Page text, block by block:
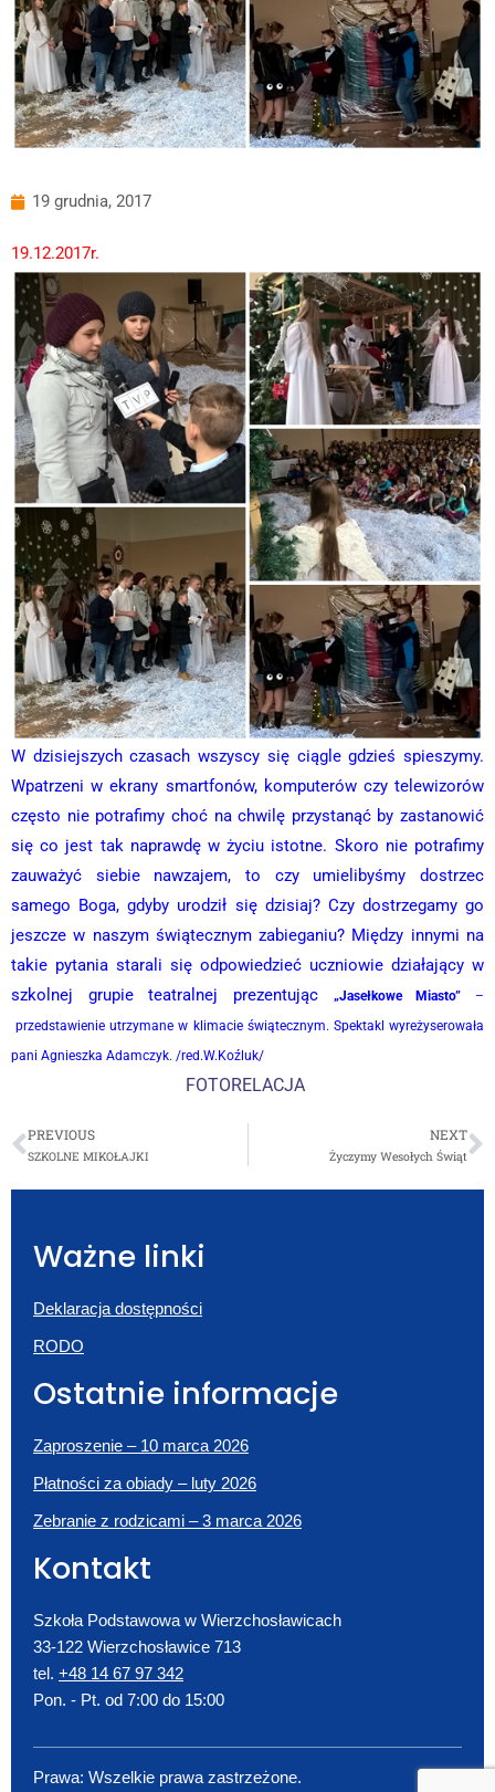
19 grudnia, 2017
19.12.2017r.
W dzisiejszych czasach wszyscy się ciągle gdzieś spieszymy.
Wpatrzeni w ekrany smartfonów, komputerów czy telewizorów
często nie potrafimy choć na chwilę przystanąć by zastanowić
się co jest tak naprawdę w życiu istotne. Skoro nie potrafimy
zauważyć siebie nawzajem, to czy umielibyśmy dostrzec
samego Boga, gdyby urodził się dzisiaj? Czy dostrzegamy go
jeszcze w naszym świątecznym zabieganiu? Między innymi na
takie pytania starali się odpowiedzieć uczniowie działający w
szkolnej grupie teatralnej prezentując
„Jasełkowe Miasto” –
przedstawienie utrzymane w klimacie świątecznym. Spektakl wyreżyserowała
pani Agnieszka Adamczyk. /red.W.Koźluk/
FOTORELACJA
PREVIOUS
SZKOLNE MIKOŁAJKI
NEXT
Życzymy Wesołych Świąt
Ważne linki
Deklaracja dostępności
RODO
Ostatnie informacje
Zaproszenie – 10 marca 2026
Płatności za obiady – luty 2026
Zebranie z rodzicami – 3 marca 2026
Kontakt
Szkoła Podstawowa w Wierzchosławicach
33-122 Wierzchosławice 713
tel. +48 14 67 97 342
Pon. - Pt. od 7:00 do 15:00
Prawa: Wszelkie prawa zastrzeżone.